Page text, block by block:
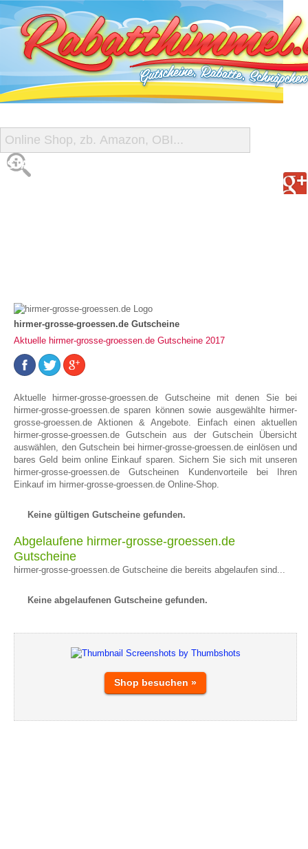
START
hirmer-grosse-groessen.de Gutscheine
Aktuelle hirmer-grosse-groessen.de Gutscheine 2017
Aktuelle hirmer-grosse-groessen.de Gutscheine mit denen Sie bei
hirmer-grosse-groessen.de sparen können sowie ausgewählte hirmer-
grosse-groessen.de Aktionen & Angebote. Einfach einen aktuellen
hirmer-grosse-groessen.de Gutschein aus der Gutschein Übersicht
auswählen, den Gutschein bei hirmer-grosse-groessen.de einlösen und
bares Geld beim online Einkauf sparen. Sichern Sie sich mit unseren
hirmer-grosse-groessen.de Gutscheinen Kundenvorteile bei Ihren
Einkauf im hirmer-grosse-groessen.de Online-Shop.
Keine gültigen Gutscheine gefunden.
Abgelaufene hirmer-grosse-groessen.de
Gutscheine
hirmer-grosse-groessen.de Gutscheine die bereits abgelaufen sind...
Keine abgelaufenen Gutscheine gefunden.
Shop besuchen »